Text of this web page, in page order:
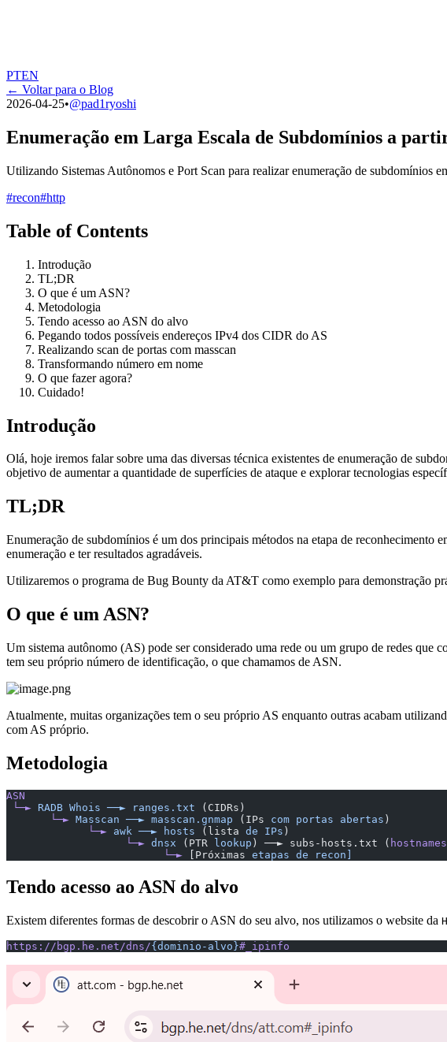
PTEN
← Voltar para o Blog
2026-04-25•@pad1ryoshi
Enumeração em Larga Escala de Subdomínios a
Utilizando Sistemas Autônomos e Port Scan para realizar enumeração de subdomínios
#recon#http
Table of Contents
Introdução
TL;DR
O que é um ASN?
Metodologia
Tendo acesso ao ASN do alvo
Pegando todos possíveis endereços IPv4 dos CIDR do AS
Realizando scan de portas com masscan
Transformando número em nome
O que fazer agora?
Cuidado!
Introdução
Olá, hoje iremos falar sobre uma das diversas técnica existentes de enumeração de
objetivo de aumentar a quantidade de superfícies de ataque e explorar tecnologias
TL;DR
Enumeração de subdomínios é um dos principais métodos na etapa de reconhecimento
enumeração e ter resultados agradáveis.
Utilizaremos o programa de Bug Bounty da AT&T como exemplo para demonstração
O que é um ASN?
Um sistema autônomo (AS) pode ser considerado uma rede ou um grupo de redes
tem seu próprio número de identificação, o que chamamos de ASN.
Atualmente, muitas organizações tem o seu próprio AS enquanto outras acabam
com AS próprio.
Metodologia
ASN
└─► RADB Whois ──► ranges.txt (CIDRs)
       └─►
Masscan ──► masscan.gnmap (IPs com portas abertas )
             └─►
awk ──► hosts (lista de IPs )
                   └─►
dnsx (PTR lookup ) ──► subs-hosts.txt ( hostnames
                         └─►
[Próximas etapas de recon]
Tendo acesso ao ASN do alvo
Existem diferentes formas de descobrir o ASN do seu alvo, nos utilizamos o website da
https://bgp.he.net/dns/{dominio-alvo}#_ipinfo